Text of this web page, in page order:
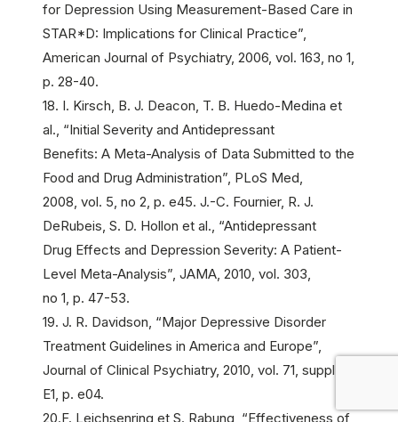
for Depression Using Measurement-Based Care in
STAR*D: Implications for Clinical Practice”,
American Journal of Psychiatry, 2006, vol. 163, no 1,
p. 28-40.
18. I. Kirsch, B. J. Deacon, T. B. Huedo-Medina et
al., “Initial Severity and Antidepressant
Benefits: A Meta-Analysis of Data Submitted to the
Food and Drug Administration”, PLoS Med,
2008, vol. 5, no 2, p. e45. J.-C. Fournier, R. J.
DeRubeis, S. D. Hollon et al., “Antidepressant
Drug Effects and Depression Severity: A Patient-
Level Meta-Analysis”, JAMA, 2010, vol. 303,
no 1, p. 47-53.
19. J. R. Davidson, “Major Depressive Disorder
Treatment Guidelines in America and Europe”,
Journal of Clinical Psychiatry, 2010, vol. 71, suppl.
E1, p. e04.
20.F. Leichsenring et S. Rabung, “Effectiveness of